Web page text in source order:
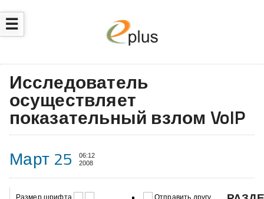
☰
Исследователь
осуществляет
показательный взлом VoIP
Март 25
06:12
2008